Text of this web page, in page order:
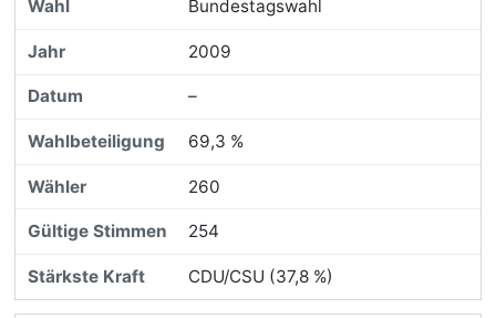
Bundestagswahl
2009
–
69,3 %
260
254
CDU/CSU (37,8 %)